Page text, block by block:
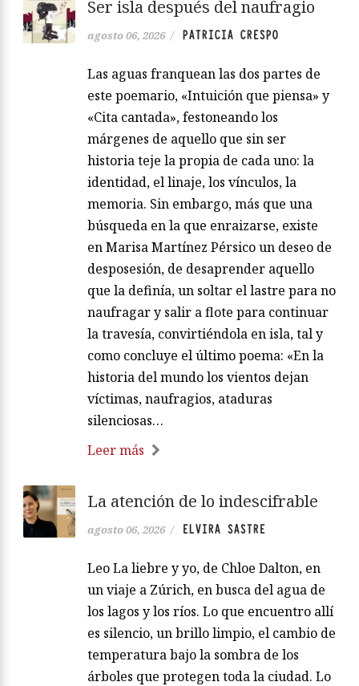
Ser isla después del naufragio
agosto 06, 2026 / PATRICIA CRESPO
Las aguas franquean las dos partes de
este poemario, «Intuición que piensa» y
«Cita cantada», festoneando los
márgenes de aquello que sin ser
historia teje la propia de cada uno: la
identidad, el linaje, los vínculos, la
memoria. Sin embargo, más que una
búsqueda en la que enraizarse, existe
en Marisa Martínez Pérsico un deseo de
desposesión, de desaprender aquello
que la definía, un soltar el lastre para no
naufragar y salir a flote para continuar
la travesía, convirtiéndola en isla, tal y
como concluye el último poema: «En la
historia del mundo los vientos dejan
víctimas, naufragios, ataduras
silenciosas…
Leer más
La atención de lo indescifrable
agosto 06, 2026 / ELVIRA SASTRE
Leo La liebre y yo, de Chloe Dalton, en
un viaje a Zúrich, en busca del agua de
los lagos y los ríos. Lo que encuentro allí
es silencio, un brillo limpio, el cambio de
temperatura bajo la sombra de los
árboles que protegen toda la ciudad. Lo